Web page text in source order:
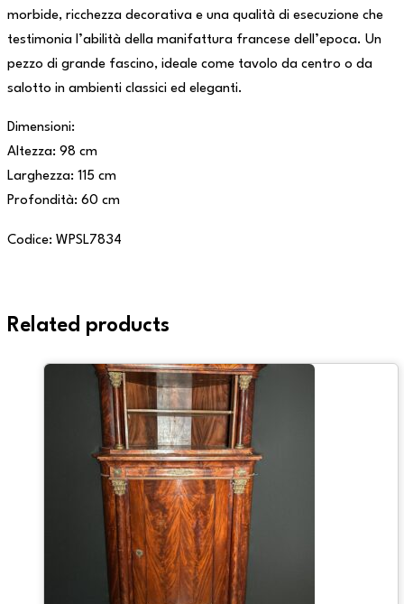
morbide, ricchezza decorativa e una qualità di esecuzione che
testimonia l’abilità della manifattura francese dell’epoca. Un
pezzo di grande fascino, ideale come tavolo da centro o da
salotto in ambienti classici ed eleganti.
Dimensioni:
Altezza: 98 cm
Larghezza: 115 cm
Profondità: 60 cm
Codice: WPSL7834
Related products